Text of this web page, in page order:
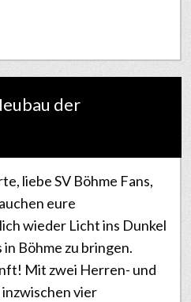
der
liebe SV Böhme Fans,
eure
wieder Licht ins Dunkel
Böhme zu bringen.
Mit zwei Herren- und
vier